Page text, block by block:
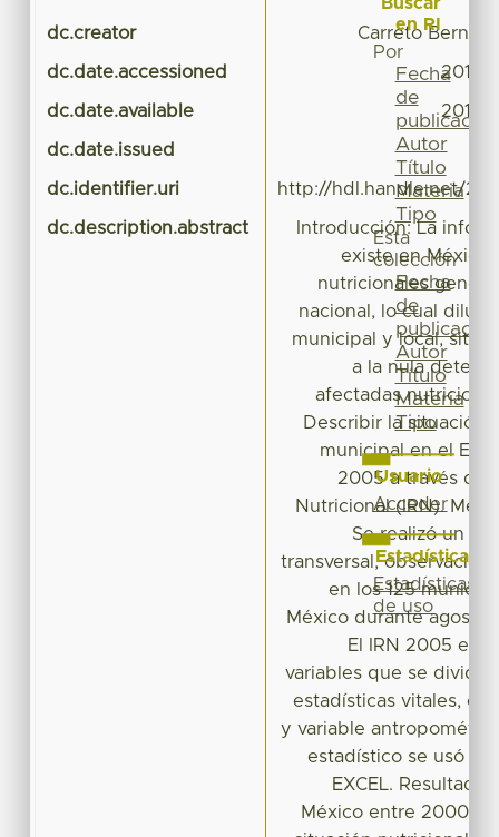
dc.creator Carreto Bernal,
dc.date.accessioned 2017-
dc.date.available 2017-
dc.date.issued
dc.identifier.uri http://hdl.handle.net/
dc.description.abstract
Introducción: La
existe en México
nutricionales
nacional, lo cual
municipal y local,
a la nula
afectadas
Describir la situación
municipal en el
2005 a través del
Nutricional (IRN).
Se realizó un
transversal,
en los 125
México durante agosto
El IRN 2005
variables que se
estadísticas vitales,
y variable
estadístico se usó el
EXCEL.
México entre 2000 y
en RI
Por
Fecha
de
publicación
Autor
Título
Materia
Tipo
Esta
colección
Fecha
de
publicación
Autor
Título
Materia
Tipo
Usuario
Acceder
Estadísticas
Estadísticas
de uso